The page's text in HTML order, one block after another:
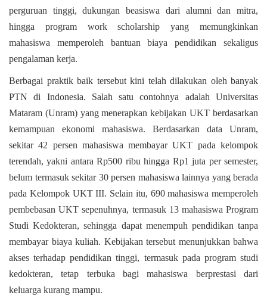
perguruan tinggi, dukungan beasiswa dari alumni dan mitra,
hingga program work scholarship yang memungkinkan
mahasiswa memperoleh bantuan biaya pendidikan sekaligus
pengalaman kerja.
Berbagai praktik baik tersebut kini telah dilakukan oleh banyak
PTN di Indonesia. Salah satu contohnya adalah Universitas
Mataram (Unram) yang menerapkan kebijakan UKT berdasarkan
kemampuan ekonomi mahasiswa. Berdasarkan data Unram,
sekitar 42 persen mahasiswa membayar UKT pada kelompok
terendah, yakni antara Rp500 ribu hingga Rp1 juta per semester,
belum termasuk sekitar 30 persen mahasiswa lainnya yang berada
pada Kelompok UKT III. Selain itu, 690 mahasiswa memperoleh
pembebasan UKT sepenuhnya, termasuk 13 mahasiswa Program
Studi Kedokteran, sehingga dapat menempuh pendidikan tanpa
membayar biaya kuliah. Kebijakan tersebut menunjukkan bahwa
akses terhadap pendidikan tinggi, termasuk pada program studi
kedokteran, tetap terbuka bagi mahasiswa berprestasi dari
keluarga kurang mampu.